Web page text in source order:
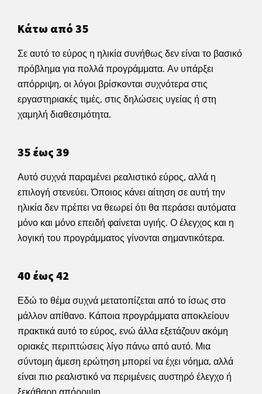
Κάτω από 35
Σε αυτό το εύρος η ηλικία συνήθως δεν είναι το βασικό
πρόβλημα για πολλά προγράμματα. Αν υπάρξει
απόρριψη, οι λόγοι βρίσκονται συχνότερα στις
εργαστηριακές τιμές, στις δηλώσεις υγείας ή στη
χαμηλή διαθεσιμότητα.
35 έως 39
Αυτό συχνά παραμένει ρεαλιστικό εύρος, αλλά η
επιλογή στενεύει. Όποιος κάνει αίτηση σε αυτή την
ηλικία δεν πρέπει να θεωρεί ότι θα περάσει αυτόματα
μόνο και μόνο επειδή φαίνεται υγιής. Ο έλεγχος και η
λογική του προγράμματος γίνονται σημαντικότερα.
40 έως 42
Εδώ το θέμα συχνά μετατοπίζεται από το ίσως στο
μάλλον απίθανο. Κάποια προγράμματα αποκλείουν
πρακτικά αυτό το εύρος, ενώ άλλα εξετάζουν ακόμη
οριακές περιπτώσεις λίγο πάνω από αυτό. Μια
σύντομη άμεση ερώτηση μπορεί να έχει νόημα, αλλά
είναι πιο ρεαλιστικό να περιμένεις αυστηρό έλεγχο ή
ξεκάθαρη απόρριψη.